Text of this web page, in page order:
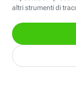
EBFC<BannerID>